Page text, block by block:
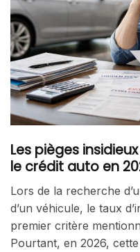
Les pièges
le crédit auto en
Lors de la recherche
d’un véhicule, le taux
premier critère
Pourtant, en 2026,